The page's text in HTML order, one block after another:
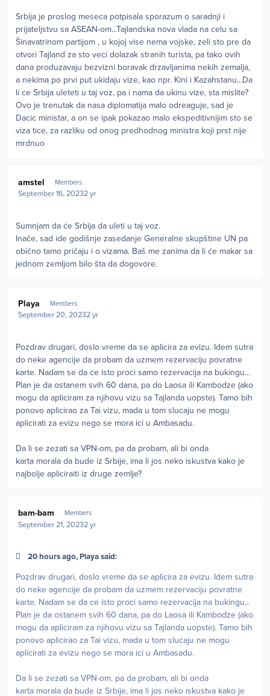
Srbija je proslog meseca potpisala sporazum o saradnji i
prijateljstvu sa ASEAN-om...Tajlandska nova vlada na celu sa
Šinavatrinom partijom , u kojoj vise nema vojske, zeli sto pre da
otvori Tajland za sto veci dolazak stranih turista, pa tako ovih
dana produzavaju bezvizni boravak drzavljanima nekih zemalja,
a nekima po prvi put ukidaju vize, kao npr. Kini i Kazahstanu...Da
li ce Srbija uleteti u taj voz, pa i nama da ukinu vize, sta mislite?
Ovo je trenutak da nasa diplomatija malo odreaguje, sad je
Dacic ministar, a on se ipak pokazao malo ekspeditivnijim sto se
viza tice, za razliku od onog predhodnog ministra koji prst nije
mrdnuo
amstel Members
September 16, 20232 yr
Sumnjam da će Srbija da uleti u taj voz.
Inače, sad ide godišnje zasedanje Generalne skupštine UN pa
obično tamo pričaju i o vizama. Baš me zanima da li će makar sa
jednom zemljom bilo šta da dogovore.
Playa Members
September 20, 20232 yr
Pozdrav drugari, doslo vreme da se aplicira za evizu. Idem sutra
do neke agencije da probam da uzmem rezervaciju povratne
karte. Nadam se da ce isto proci samo rezervacija na bukingu...
Plan je da ostanem svih 60 dana, pa do Laosa ili Kambodze (ako
mogu da apliciram za njihovu vizu sa Tajlanda uopste). Tamo bih
ponovo aplicirao za Tai vizu, mada u tom slucaju ne mogu
aplicirati za evizu nego se mora ici u Ambasadu.
Da li se zezati sa VPN-om, pa da probam, ali bi onda
karta morala da bude iz Srbije, ima li jos neko iskustva kako je
najbolje apliciraiti iz druge zemlje?
bam-bam Members
September 21, 20232 yr
20 hours ago, Playa said:
Pozdrav drugari, doslo vreme da se aplicira za evizu. Idem sutra
do neke agencije da probam da uzmem rezervaciju povratne
karte. Nadam se da ce isto proci samo rezervacija na bukingu...
Plan je da ostanem svih 60 dana, pa do Laosa ili Kambodze (ako
mogu da apliciram za njihovu vizu sa Tajlanda uopste). Tamo bih
ponovo aplicirao za Tai vizu, mada u tom slucaju ne mogu
aplicirati za evizu nego se mora ici u Ambasadu.
Da li se zezati sa VPN-om, pa da probam, ali bi onda
karta morala da bude iz Srbije, ima li jos neko iskustva kako je